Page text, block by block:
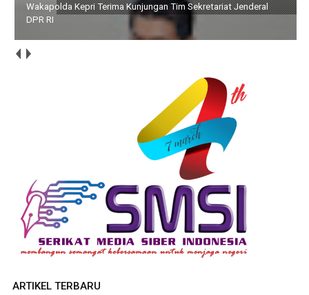
Wakapolda Kepri Terima Kunjungan Tim Sekretariat Jenderal
DPR RI
ARTIKEL TERBARU